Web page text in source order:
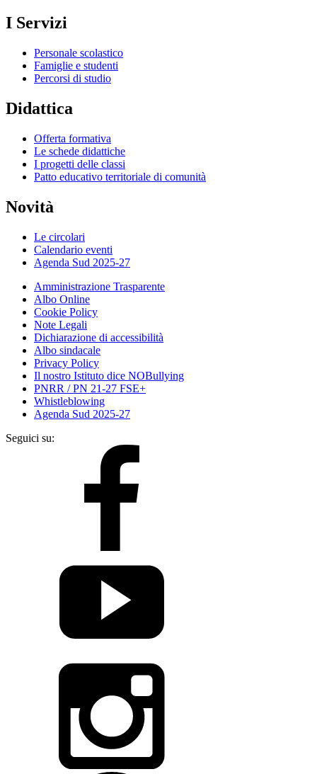
I Servizi
Personale scolastico
Famiglie e studenti
Percorsi di studio
Didattica
Offerta formativa
Le schede didattiche
I progetti delle classi
Patto educativo territoriale di comunità
Novità
Le circolari
Calendario eventi
Agenda Sud 2025-27
Amministrazione Trasparente
Albo Online
Cookie Policy
Note Legali
Dichiarazione di accessibilità
Albo sindacale
Privacy Policy
Il nostro Istituto dice NOBullying
PNRR / PN 21-27 FSE+
Whistleblowing
Agenda Sud 2025-27
Seguici su: